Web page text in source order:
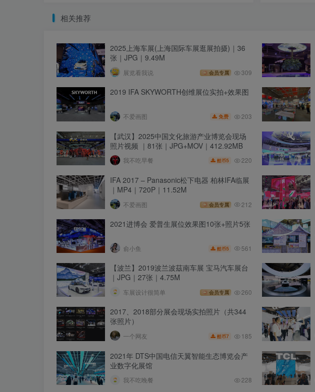
相关推荐
2025上海车展(上海国际车展逛展拍摄)｜36
张｜JPG｜9.49M
展览看我说 会员专属 309
2019 IFA SKYWORTH创维展位实拍+效果图
不爱画图 免费 203
【武汉】2025中国文化旅游产业博览会现场
照片视频 ｜81张｜JPG+MOV｜412.92MB
我不吃早餐 酷币5 220
IFA 2017 – Panasonic松下电器 柏林IFA临展
｜MP4｜720P｜11.52M
不爱画图 会员专属 212
2021进博会 爱普生展位效果图10张+照片5张
俞小鱼 酷币5 561
【波兰】2019波兰波茲南车展 宝马汽车展台
｜JPG｜27张｜4.75M
车展设计很简单 会员专属 260
2017、2018部分展会现场实拍照片（共344
张照片）
一个网友 酷币7 185
2021年 DTS中国电信天翼智能生态博览会产
业数字化展馆
我不吃晚餐 228